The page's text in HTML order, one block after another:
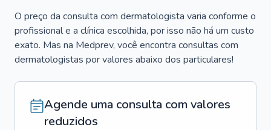
O preço da consulta com dermatologista varia conforme o
profissional e a clínica escolhida, por isso não há um custo
exato. Mas na Medprev, você encontra consultas com
dermatologistas por valores abaixo dos particulares!
Agende uma consulta com valores
reduzidos